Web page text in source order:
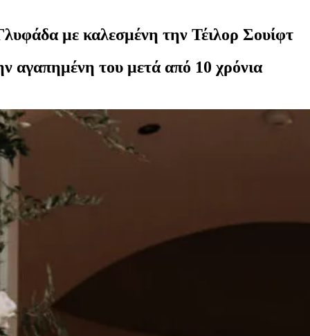
με καλεσμένη την Τέιλορ Σουίφτ
αγαπημένη του μετά από 10 χρόνια